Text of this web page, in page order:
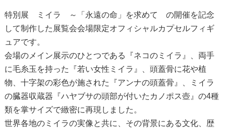
特別展 ミイラ ～「永遠の命」を求めて の開催を記念
して制作した展覧会会場限定オフィシャルカプセルフィギ
ュアです。
会場のメイン展示のひとつである『ネコのミイラ』、両手
に毛糸玉を持った『若い女性ミイラ』、頭蓋骨に花や植
物、十字架の彩色が施された『アンナの頭蓋骨』、ミイラ
の臓器収蔵器『ハヤブサの頭部が付いたカノポス壺』の4種
類を掌サイズで緻密に再現しました。
世界各地のミイラの実像と共に、その背景にある文化、歴